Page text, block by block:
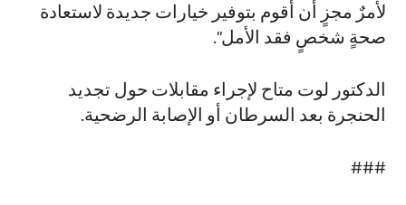
لأمرٌ مجزٍ أن أقوم بتوفير خيارات جديدة لاستعادة
صحةٍ شخصٍ فقد الأمل".
الدكتور لوت متاح لإجراء مقابلات حول تجديد
الحنجرة بعد السرطان أو الإصابة الرضحية.
###